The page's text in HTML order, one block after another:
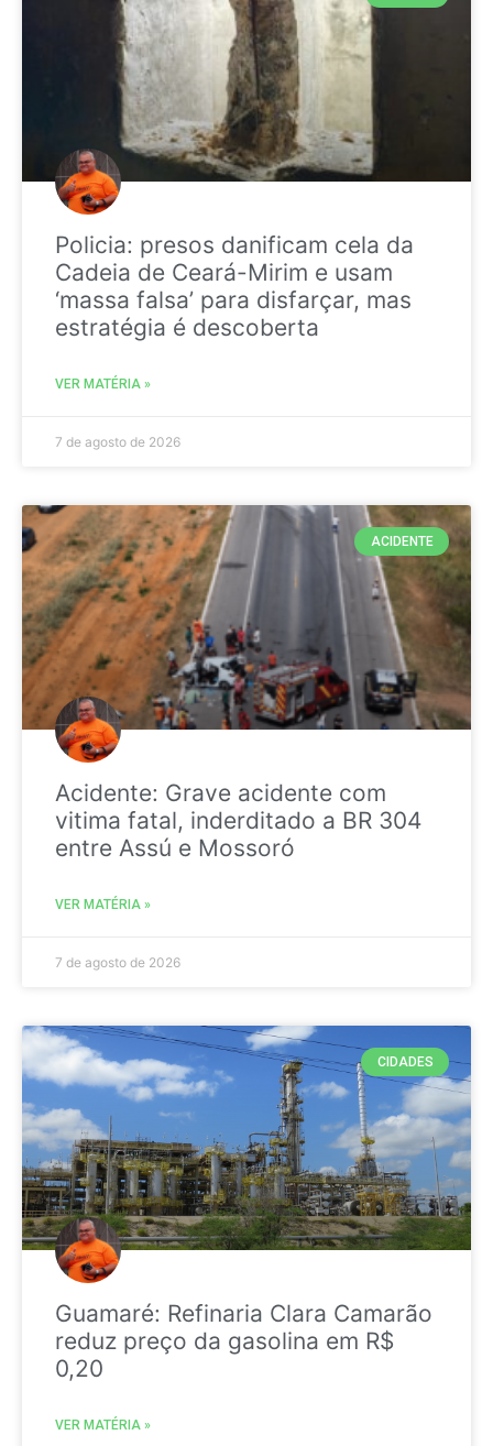
Policia: presos danificam cela da
Cadeia de Ceará-Mirim e usam
‘massa falsa’ para disfarçar, mas
estratégia é descoberta
VER MATÉRIA »
7 de agosto de 2026
ACIDENTE
Acidente: Grave acidente com
vitima fatal, inderditado a BR 304
entre Assú e Mossoró
VER MATÉRIA »
7 de agosto de 2026
CIDADES
Guamaré: Refinaria Clara Camarão
reduz preço da gasolina em R$
0,20
VER MATÉRIA »